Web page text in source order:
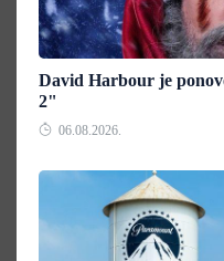
David Harbour je
2"
06.08.2026.